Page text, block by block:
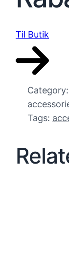
Til Butik
Category:
Tags: